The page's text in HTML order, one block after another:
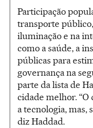
Participação
transporte
iluminação e na
como a saúde, a
públicas para
governança na
parte da lista de
cidade melhor. “O
a tecnologia, mas,
diz Haddad.